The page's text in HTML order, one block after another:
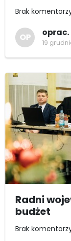
Brak
OP oprac.
19
Radni
budżet
Brak